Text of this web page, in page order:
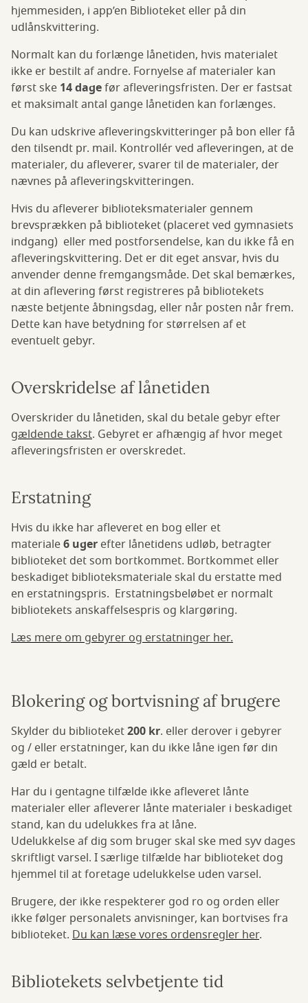
hjemmesiden, i app’en Biblioteket eller på din
udlånskvittering.
Normalt kan du forlænge lånetiden, hvis materialet
ikke er bestilt af andre. Fornyelse af materialer kan
først ske 14 dagefør afleveringsfristen. Der er fastsat
et maksimalt antal gange lånetiden kan forlænges.
Du kan udskrive afleveringskvitteringer på bon eller få
den tilsendt pr. mail. Kontrollér ved afleveringen, at de
materialer, du afleverer, svarer til de materialer, der
nævnes på afleveringskvitteringen.
Hvis du afleverer biblioteksmaterialer gennem
brevsprækken på biblioteket (placeret ved gymnasiets
indgang) eller med postforsendelse, kan du ikke få en
afleveringskvittering. Det er dit eget ansvar, hvis du
anvender denne fremgangsmåde. Det skal bemærkes,
at din aflevering først registreres på bibliotekets
næste betjente åbningsdag, eller når posten når frem.
Dette kan have betydning for størrelsen af et
eventuelt gebyr.
Overskridelse af lånetiden
Overskrider du lånetiden, skal du betale gebyr efter
gældende takst. Gebyret er afhængig af hvor meget
afleveringsfristen er overskredet.
Erstatning
Hvis du ikke har afleveret en bog eller et
materiale6 uger efter lånetidens udløb, betragter
biblioteket det som bortkommet. Bortkommet eller
beskadiget biblioteksmateriale skal du erstatte med
en erstatningspris. Erstatningsbeløbet er normalt
bibliotekets anskaffelsespris og klargøring.
Læs mere om gebyrer og erstatninger her.
Blokering og bortvisning af brugere
Skylder du biblioteket200 kr. eller derover i gebyrer
og / eller erstatninger, kan du ikke låne igen før din
gæld er betalt.
Har du i gentagne tilfælde ikke afleveret lånte
materialer eller afleverer lånte materialer i beskadiget
stand, kan du udelukkes fra at låne.
Udelukkelse af dig som bruger skal ske med syv dages
skriftligt varsel. I særlige tilfælde har biblioteket dog
hjemmel til at foretage udelukkelse uden varsel.
Brugere, der ikke respekterer god ro og orden eller
ikke følger personalets anvisninger, kan bortvises fra
biblioteket. Du kan læse vores ordensregler her.
Bibliotekets selvbetjente tid